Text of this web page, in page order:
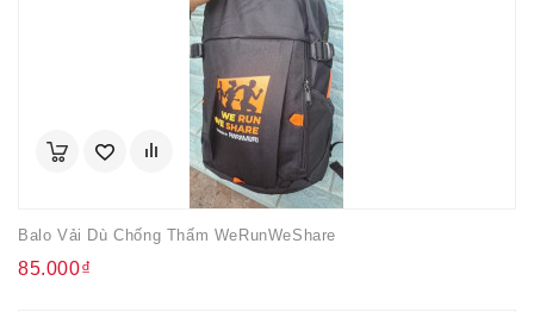
Balo Vải Dù Chống Thấm WeRunWeShare
85.000₫